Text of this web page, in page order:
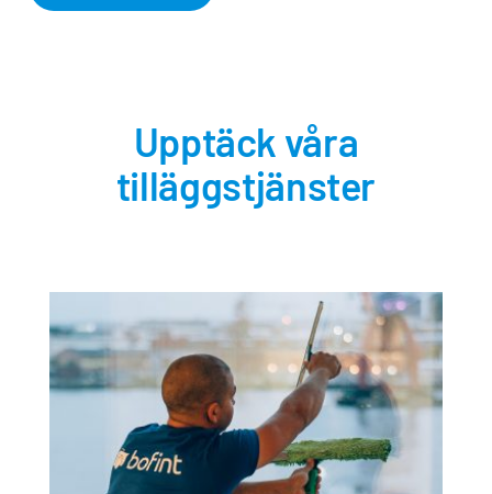
Upptäck våra
tilläggstjänster